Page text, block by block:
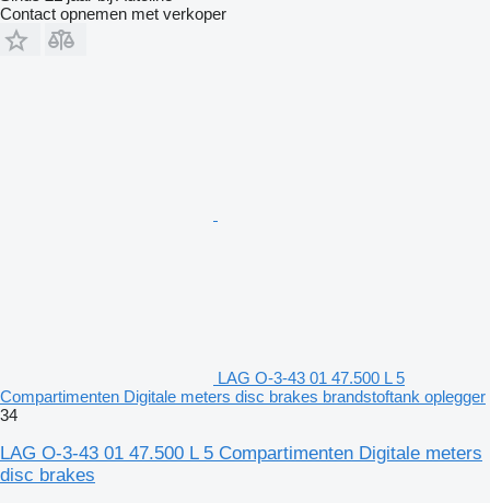
Contact opnemen met verkoper
LAG O-3-43 01 47.500 L 5
Compartimenten Digitale meters disc brakes brandstoftank oplegger
34
LAG O-3-43 01 47.500 L 5 Compartimenten Digitale meters
disc brakes